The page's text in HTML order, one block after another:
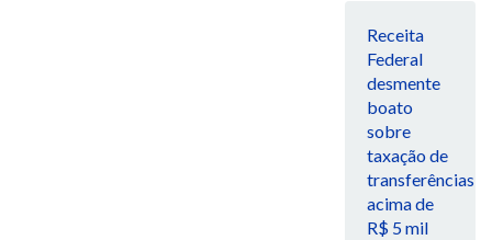
Receita
Federal
desmente
boato
sobre
taxação de
transferências
acima de
R$ 5 mil